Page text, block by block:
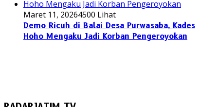
Maret 11, 20264500 Lihat
Demo Ricuh di Balai Desa Purwasaba, Kades
Hoho Mengaku Jadi Korban Pengeroyokan